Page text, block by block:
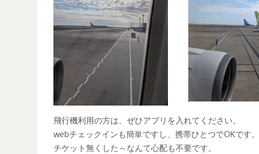
飛行機利用の方は、ぜひアプリを入れてください。
webチェックインも簡単ですし、携帯ひとつでOKです。
チケット無くした～なんて心配も不要です。